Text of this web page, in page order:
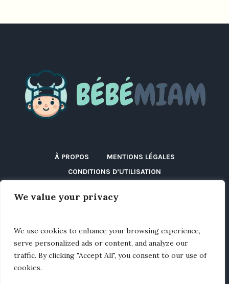
We value your privacy
We use cookies to enhance your browsing experience,
serve personalized ads or content, and analyze our
traffic. By clicking "Accept All", you consent to our use of
cookies.
À PROPOS
MENTIONS LÉGALES
CONDITIONS D’UTILISATION
POLITIQUE DE COOKIES (UE)
BLOG
CONTACT